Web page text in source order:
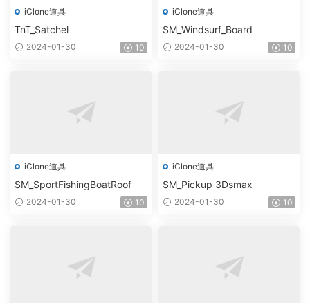
iClone道具
TnT_Satchel
2024-01-30 10
iClone道具
SM_Windsurf_Board
2024-01-30 10
iClone道具
SM_SportFishingBoatRoof
2024-01-30 10
iClone道具
SM_Pickup 3Dsmax
2024-01-30 10